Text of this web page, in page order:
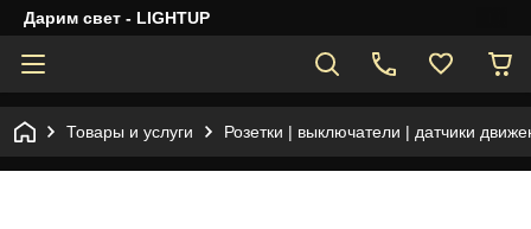
Дарим свет - LIGHTUP
Товары и услуги Розетки | выключатели | датчики